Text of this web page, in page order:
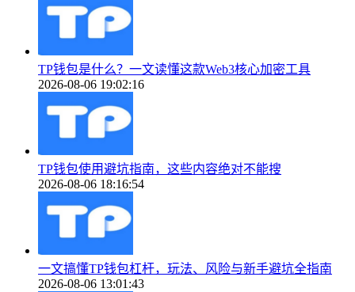
TP钱包是什么？一文读懂这款Web3核心加密工具
2026-08-06 19:02:16
TP钱包使用避坑指南，这些内容绝对不能搜
2026-08-06 18:16:54
一文搞懂TP钱包杠杆，玩法、风险与新手避坑全指南
2026-08-06 13:01:43